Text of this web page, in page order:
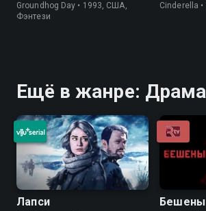
Groundhog Day • 1993, США,
Фэнтези
Cinderella
Ещё в жанре: Драма
Лапси